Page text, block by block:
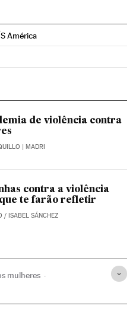
América
Instagram
en Facebook
de violência contra
| MADRI
contra a violência
te farão refletir
/ ISABEL SÁNCHEZ
mulheres